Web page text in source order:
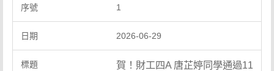
1
2026-06-29
賀！財工四A 唐芷婷同學通過11